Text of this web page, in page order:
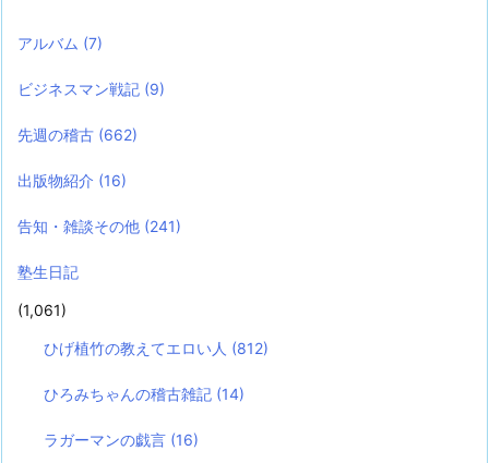
アルバム (7)
ビジネスマン戦記 (9)
先週の稽古 (662)
出版物紹介 (16)
告知・雑談その他 (241)
塾生日記
(1,061)
ひげ植竹の教えてエロい人 (812)
ひろみちゃんの稽古雑記 (14)
ラガーマンの戯言 (16)